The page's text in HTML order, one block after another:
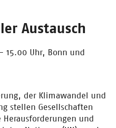
Austausch
15.00 Uhr, Bonn und
der Klimawandel und
stellen Gesellschaften
und